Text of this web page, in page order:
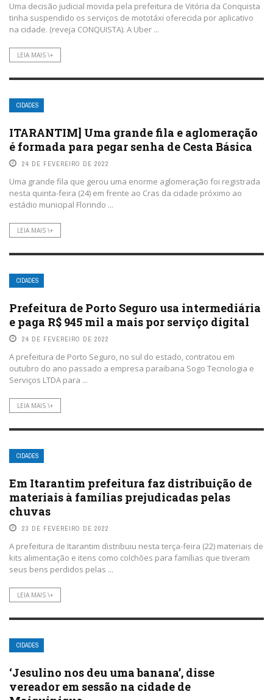
Uma decisão judicial movida pela prefeitura de Vitória da Conquista
tinha suspendido os serviços de mototáxi oferecida por aplicativo
na cidade. (reveja CONQUISTA). A Uber ...
LEIA MAIS \+
CIDADES
ITARANTIM] Uma grande fila e aglomeração
é formada para pegar senha de Cesta Básica
24 DE FEVEREIRO DE 2022
Uma grande fila que gerou uma enorme aglomeração foi registrada
nesta quinta-feira (24) em frente ao Cras da cidade próximo ao
estádio municipal Florindo ...
LEIA MAIS \+
CIDADES
Prefeitura de Porto Seguro usa intermediária
e paga R$ 945 mil a mais por serviço digital
24 DE FEVEREIRO DE 2022
A prefeitura de Porto Seguro, no sul do estado, contratou em
outubro do ano passado a empresa paraibana Sogo Tecnologia e
Serviços LTDA para ...
LEIA MAIS \+
CIDADES
Em Itarantim prefeitura faz distribuição de
materiais à famílias prejudicadas pelas
chuvas
23 DE FEVEREIRO DE 2022
A prefeitura de Itarantim distribuiu nesta terça-feira (22) materiais de
kits alimentação e itens como colchões para famílias que tiveram
seus bens perdidos pelas ...
LEIA MAIS \+
CIDADES
‘Jesulino nos deu uma banana’, disse
vereador em sessão na cidade de